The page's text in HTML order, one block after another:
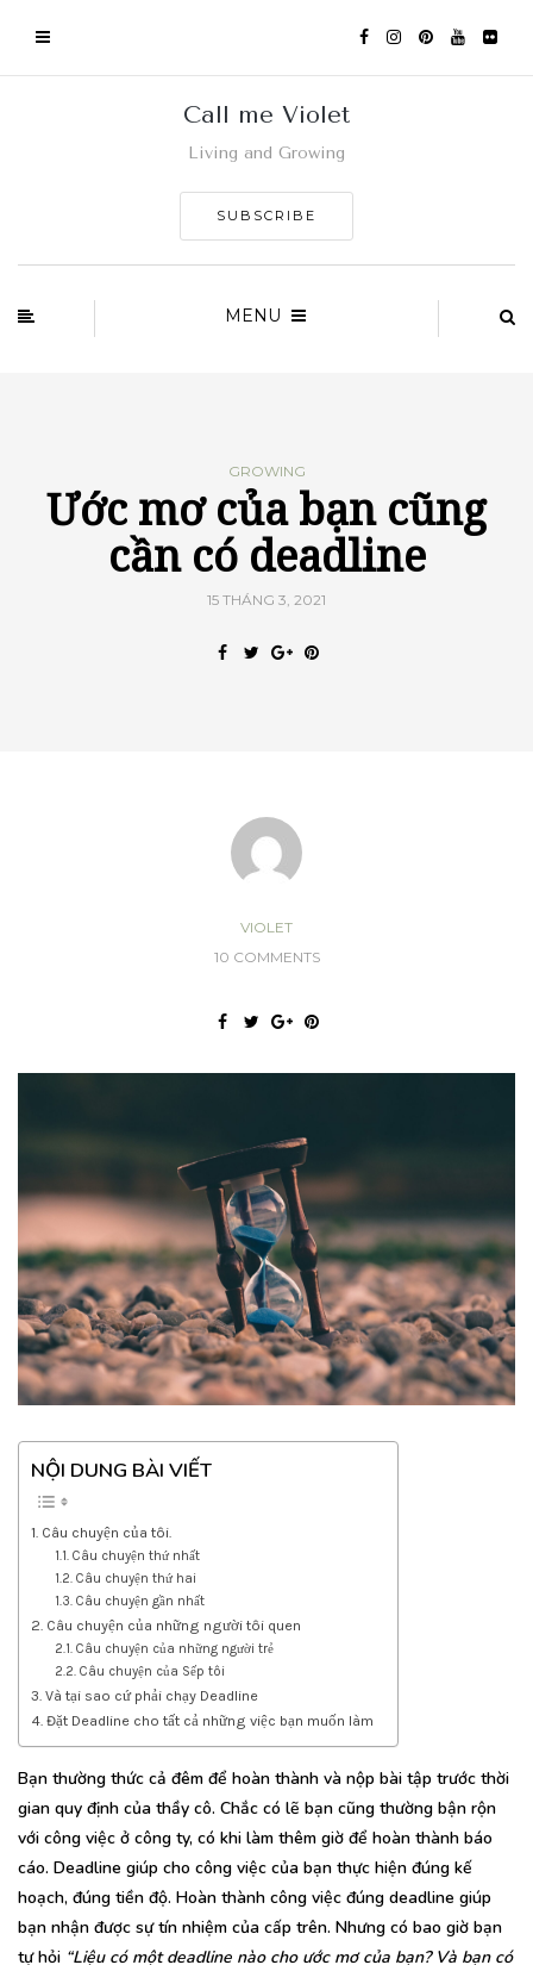
Call me Violet
Living and Growing
SUBSCRIBE
MENU
GROWING
Ước mơ của bạn cũng
cần có deadline
15 THÁNG 3, 2021
VIOLET
10 COMMENTS
NỘI DUNG BÀI VIẾT
Câu chuyện của tôi.
Câu chuyện thứ nhất
Câu chuyện thứ hai
Câu chuyện gần nhất
Câu chuyện của những người tôi quen
Câu chuyện của những người trẻ
Câu chuyện của Sếp tôi
Và tại sao cứ phải chạy Deadline
Đặt Deadline cho tất cả những việc bạn muốn làm
Bạn thường thức cả đêm để hoàn thành và nộp bài tập trước thời
gian quy định của thầy cô. Chắc có lẽ bạn cũng thường bận rộn
với công việc ở công ty, có khi làm thêm giờ để hoàn thành báo
cáo. Deadline giúp cho công việc của bạn thực hiện đúng kế
hoạch, đúng tiền độ. Hoàn thành công việc đúng deadline giúp
bạn nhận được sự tín nhiệm của cấp trên. Nhưng có bao giờ bạn
tự hỏi “Liệu có một deadline nào cho ước mơ của bạn? Và bạn có